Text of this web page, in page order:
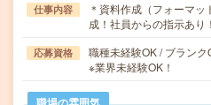
仕事内容
＊資料作成（フォーマ
成！社員からの指示あ
応募資格
職種未経験OK / ブラン
※業界未経験OK！